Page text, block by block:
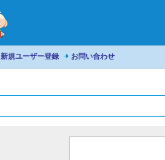
新規ユーザー登録 お問い合わせ